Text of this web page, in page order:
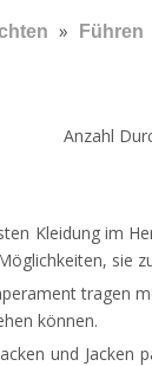
» Führen
Anzahl
Kleidung im
sie
tragen
können.
und